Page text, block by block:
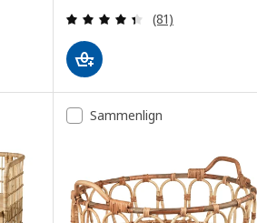
ud af 5 Stjerner. Anmeldelser i alt:
Anmeld: 4.4 ud
(81)
Sammenlign